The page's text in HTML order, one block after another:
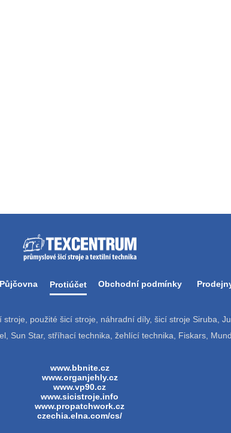
Půjčovna Protiúčet Obchodní podmínky
použité šicí stroje, náhradní díly, šicí stroje Siruba,
Sun Star, stříhací technika, žehlící technika, Fiskars,
www.bbnite.cz
www.organjehly.cz
www.vp90.cz
www.sicistroje.info
www.propatchwork.cz
czechia.elna.com/cs/